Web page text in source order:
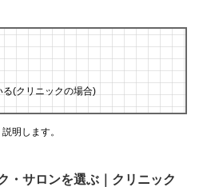
(クリニックの場合)
明します。
・サロンを選ぶ｜クリニック